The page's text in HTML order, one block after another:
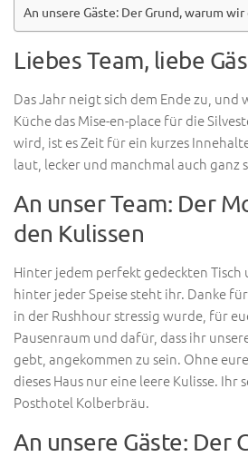
An unsere Gäste: Der Grund, warum wir
Liebes Team, liebe
Das Jahr neigt sich dem Ende zu, und
Küche das Mise-en-place für die
wird, ist es Zeit für ein kurzes
laut, lecker und manchmal auch ganz
An unser Team: Der
den Kulissen
Hinter jedem perfekt gedeckten Tisch
hinter jeder Speise steht ihr. Danke
in der Rushhour stressig wurde, für
Pausenraum und dafür, dass ihr
gebt, angekommen zu sein. Ohne
dieses Haus nur eine leere Kulisse. Ihr
Posthotel Kolberbräu.
An unsere Gäste: Der